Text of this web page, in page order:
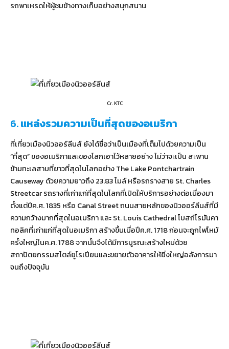
รถพาเหรดให้ผู้ชมข้างทางเก็บอย่างสนุกสนาน
Cr. KTC
6.แหล่งรวมความเป็นที่สุดของอเมริกา
ที่เที่ยวเมืองนิวออร์ลีนส์ ยังได้ชื่อว่าเป็นเมืองที่เต็มไปด้วยความเป็น
“ที่สุด” ของอเมริกาและของโลกเอาไว้หลายอย่าง ไม่ว่าจะเป็น สะพาน
ข้ามทะเลสาบที่ยาวที่สุดในโลกอย่าง The Lake Pontchartrain
Causeway ด้วยความยาวถึง 23.83 ไมล์ หรือรถรางสาย St. Charles
Streetcar รถรางที่เก่าแก่ที่สุดในโลกที่เปิดให้บริการอย่างต่อเนื่องมา
ตั้งแต่ปีค.ศ. 1835 หรือ Canal Street ถนนสายหลักของนิวออร์ลีนส์ที่มี
ความกว้างมากที่สุดในอเมริกา และ St. Louis Cathedral โบสถ์โรมันคา
ทอลิคที่เก่าแก่ที่สุดในอเมริกา สร้างขึ้นเมื่อปีค.ศ. 1718 ก่อนจะถูกไฟไหม้
ครั้งใหญ่ในค.ศ. 1788 จากนั้นจึงได้มีการบูรณะสร้างใหม่ด้วย
สถาปัตยกรรมสไตล์ยูโรเปียนและขยายตัวอาคารให้ยิ่งใหญ่อลังการมา
จนถึงปัจจุบัน